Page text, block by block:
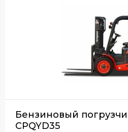
Бензиновый
CPQYD35